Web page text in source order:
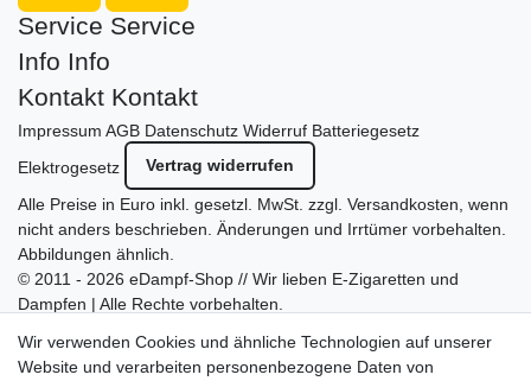
Service Service
Info Info
Kontakt Kontakt
Impressum AGB Datenschutz Widerruf Batteriegesetz
Elektrogesetz
Vertrag widerrufen
Alle Preise in Euro inkl. gesetzl. MwSt. zzgl. Versandkosten, wenn
nicht anders beschrieben. Änderungen und Irrtümer vorbehalten.
Abbildungen ähnlich.
© 2011 - 2026 eDampf-Shop // Wir lieben E-Zigaretten und
Dampfen | Alle Rechte vorbehalten.
mit vielen spannenden Artikeln.
Wir verwenden Cookies und ähnliche Technologien auf unserer
Website und verarbeiten personenbezogene Daten von